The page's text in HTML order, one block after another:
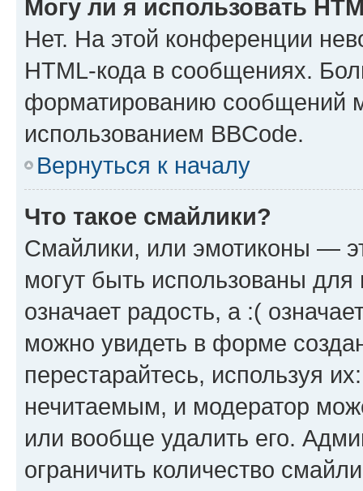
Могу ли я использовать
Нет. На этой конференции
HTML-кода в сообщениях.
форматированию сообщений
использованием BBCode.
Вернуться к началу
Что такое смайлики?
Смайлики, или эмотиконы —
могут быть использованы
означает радость, а :(
можно увидеть в форме
перестарайтесь, используя
нечитаемым, и модератор
или вообще удалить его.
ограничить количество